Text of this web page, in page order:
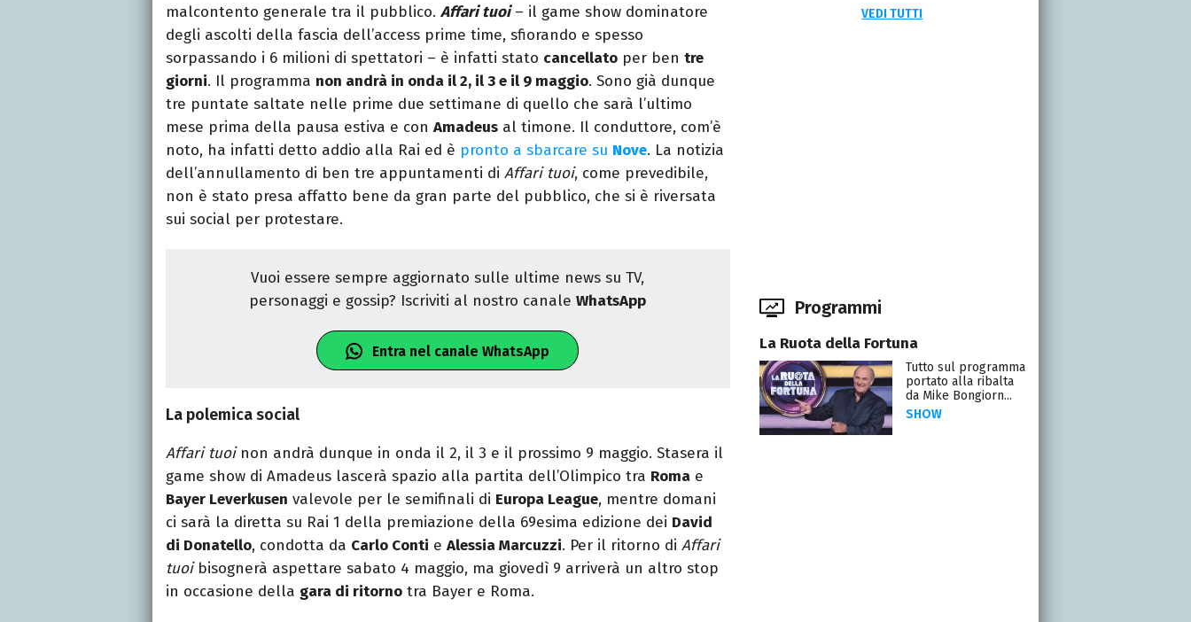
malcontento generale tra il pubblico. Affari tuoi– il game show dominatore
degli ascolti della fascia dell’access prime time, sfiorando e spesso
sorpassando i 6 milioni di spettatori – è infatti stato cancellato per ben tre
giorni. Il programma non andrà in onda il 2, il 3 e il 9 maggio. Sono già dunque
tre puntate saltate nelle prime due settimane di quello che sarà l’ultimo
mese prima della pausa estiva e con Amadeus al timone. Il conduttore, com’è
noto, ha infatti detto addio alla Rai ed è pronto a sbarcare su Nove. La notizia
dell’annullamento di ben tre appuntamenti di Affari tuoi, come prevedibile,
non è stato presa affatto bene da gran parte del pubblico, che si è riversata
sui social per protestare.
Vuoi essere sempre aggiornato sulle ultime news su TV,
personaggi e gossip? Iscriviti al nostro canaleWhatsApp
Entra nel canale WhatsApp
La polemica social
Affari tuoinon andrà dunque in onda il 2, il 3 e il prossimo 9 maggio. Stasera il
game show di Amadeus lascerà spazio alla partita dell’Olimpico tra Roma e
Bayer Leverkusen valevole per le semifinali di Europa League, mentre domani
ci sarà la diretta su Rai 1 della premiazione della 69esima edizione dei David
di Donatello, condotta da Carlo Conti e Alessia Marcuzzi. Per il ritorno di Affari
tuoibisognerà aspettare sabato 4 maggio, ma giovedì 9 arriverà un altro stop
in occasione della gara di ritorno tra Bayer e Roma.
VEDI TUTTI
Programmi
La Ruota della Fortuna
Tutto sul programma
portato alla ribalta
da Mike Bongiorn...
SHOW